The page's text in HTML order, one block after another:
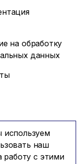
используем
наш
работу с этими
на обработку
данных